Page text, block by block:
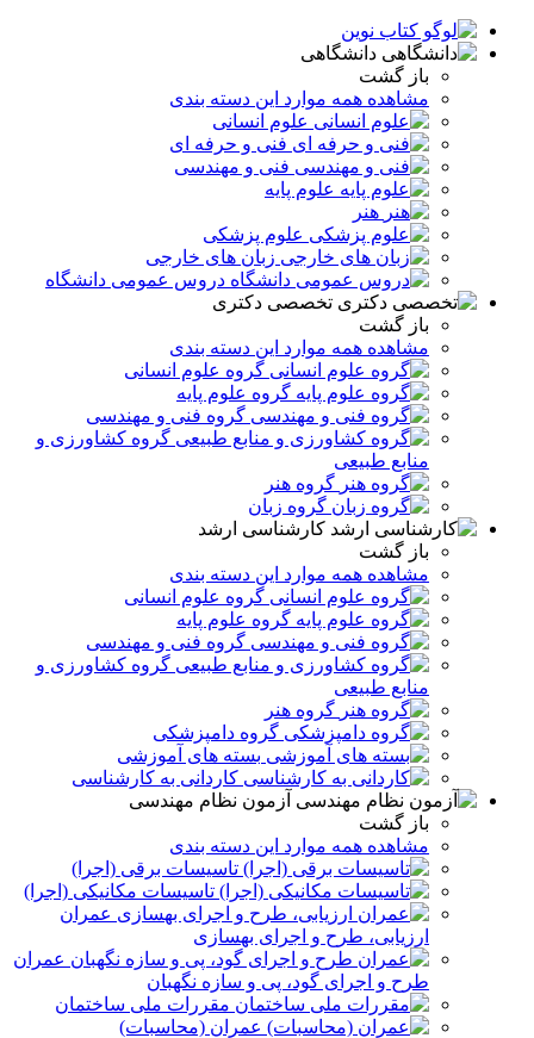
دانشگاهی
باز گشت
مشاهده همه موارد این دسته بندی
علوم انسانی
فنی و حرفه ای
فنی و مهندسی
علوم پایه
هنر
علوم پزشکی
زبان های خارجی
دروس عمومی دانشگاه
تخصصی دکتری
باز گشت
مشاهده همه موارد این دسته بندی
گروه علوم انسانی
گروه علوم پایه
گروه فنی و مهندسی
گروه کشاورزی و
منابع طبیعی
گروه هنر
گروه زبان
کارشناسی ارشد
باز گشت
مشاهده همه موارد این دسته بندی
گروه علوم انسانی
گروه علوم پایه
گروه فنی و مهندسی
گروه کشاورزی و
منابع طبیعی
گروه هنر
گروه دامپزشکی
بسته های آموزشی
کاردانی به کارشناسی
آزمون نظام مهندسی
باز گشت
مشاهده همه موارد این دسته بندی
تاسیسات برقی (اجرا)
تاسیسات مکانیکی (اجرا)
عمران
ارزیابی، طرح و اجرای بهسازی
عمران
طرح و اجرای گود، پی و سازه نگهبان
مقررات ملی ساختمان
عمران (محاسبات)